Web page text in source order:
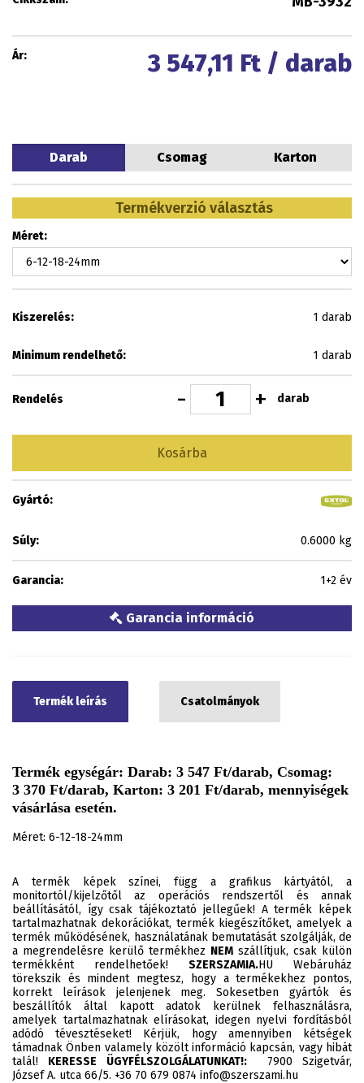
Ár: 3 547,11 Ft / darab
Darab Csomag Karton
Termékverzió választás
Méret:
Kiszerelés: 1 darab
Minimum rendelhető: 1 darab
Rendelés - + darab
Kosárba
Gyártó:
Súly: 0.6000 kg
Garancia: 1+2 év
Garancia információ
Termék leírás Csatolmányok
Termék egységár: Darab: 3 547 Ft/darab, Csomag:
3 370 Ft/darab, Karton: 3 201 Ft/darab, mennyiségek
vásárlása esetén.
Méret: 6-12-18-24mm
A termék képek színei, függ a grafikus kártyától, a
monitortól/kijelzőtől az operációs rendszertől és annak
beállításától, így csak tájékoztató jellegűek! A termék képek
tartalmazhatnak dekorációkat, termék kiegészítőket, amelyek a
termék működésének, használatának bemutatását szolgálják, de
a megrendelésre kerülő termékhez NEM szállítjuk, csak külön
termékként rendelhetőek! SZERSZAMIA.HU Webáruház
törekszik és mindent megtesz, hogy a termékekhez pontos,
korrekt leírások jelenjenek meg. Sokesetben gyártók és
beszállítók által kapott adatok kerülnek felhasználásra,
amelyek tartalmazhatnak elírásokat, idegen nyelvi fordításból
adódó tévesztéseket! Kérjük, hogy amennyiben kétségek
támadnak Önben valamely közölt információ kapcsán, vagy hibát
talál! KERESSE ÜGYFÉLSZOLGÁLATUNKAT!:7900 Szigetvár,
József A. utca 66/5. +36 70 679 0874 info@szerszami.hu